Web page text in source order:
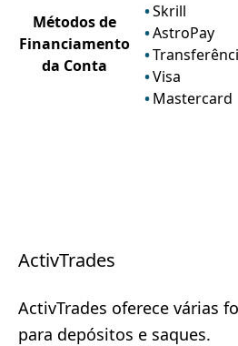
Métodos de
Financiamento
da Conta
Skrill
AstroPay
Visa
Mastercard
ActivTrades
ActivTrades oferece várias
para depósitos e saques.